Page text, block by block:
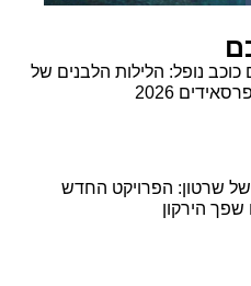
כוכב נופל: הלילות הלבנים של
2026
של שרטון: הפרויקט החדש
שפך הירקון